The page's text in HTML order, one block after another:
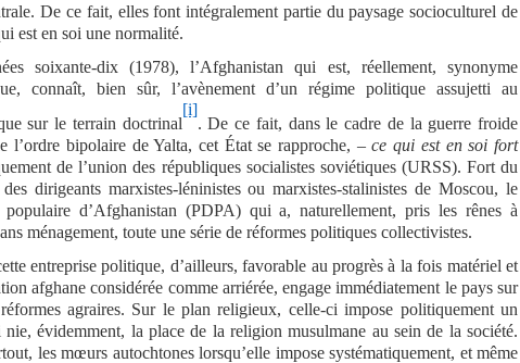
De ce fait, elles font intégralement partie du paysage socioculturel de
est en soi une normalité.
soixante-dix (1978), l’Afghanistan qui est, réellement, synonyme
connaît, bien sûr, l’avènement d’un régime politique assujetti au
sur le terrain doctrinal
[i]
. De ce fait, dans le cadre de la guerre froide
l’ordre bipolaire de Yalta, cet État se rapproche, –ce qui est en soi fort
de l’union des républiques socialistes soviétiques (URSS). Fort du
dirigeants marxistes-léninistes ou marxistes-stalinistes de Moscou, le
populaire d’Afghanistan (PDPA) qui a, naturellement, pris les rênes à
ménagement, toute une série de réformes politiques collectivistes.
entreprise politique, d’ailleurs, favorable au progrès à la fois matériel et
afghane considérée comme arriérée, engage immédiatement le pays sur
agraires. Sur le plan religieux, celle-ci impose politiquement un
nie, évidemment, la place de la religion musulmane au sein de la société.
les mœurs autochtones lorsqu’elle impose systématiquement, et même